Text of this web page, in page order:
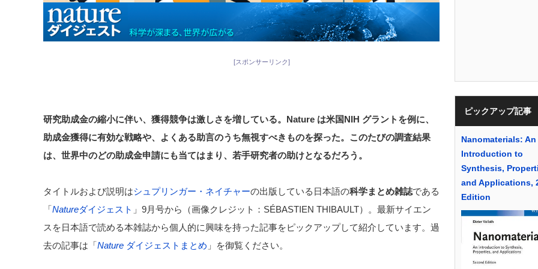
[スポンサーリンク]
研究助成金の縮小に伴い、獲得競争は激しさを増している。Nature は米国NIH グラントを例に、
助成金獲得に有効な戦略や、よくある助言のうち無視すべきものを探った。このたびの調査結果
は、 世界中のどの助成金申請にも当てはまり、若手研究者の助けとなるだろう。
タイトルおよび説明はシュプリンガー・ネイチャーの出版している日本語の科学まとめ雑誌である
「Natureダイジェスト 」9月号から（画像クレジット：SÉBASTIEN THIBAULT）。最新サイエン
スを日本語で読める本雑誌から個人的に興味を持った記事をピックアップして紹介しています。過
去の記事は「Nature ダイジェストまとめ 」を御覧ください。
ピックアップ記事
Nanomaterials: An
Introduction to
Synthesis,
and Applications,
Edition